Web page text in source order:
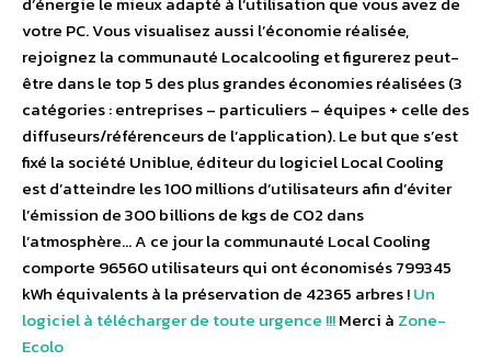
votre PC. Vous visualisez aussi l’économie réalisée,
rejoignez la communauté Localcooling et figurerez peut-
être dans le top 5 des plus grandes économies réalisées (3
catégories : entreprises – particuliers – équipes + celle des
diffuseurs/référenceurs de l’application). Le but que s’est
fixé la société Uniblue, éditeur du logiciel Local Cooling
est d’atteindre les 100 millions d’utilisateurs afin d’éviter
l’émission de 300 billions de kgs de CO2 dans
l’atmosphère… A ce jour la communauté Local Cooling
comporte 96560 utilisateurs qui ont économisés 799345
kWh équivalents à la préservation de 42365 arbres !Un
logiciel à télécharger de toute urgence !!!Merci à Zone-
Ecolo